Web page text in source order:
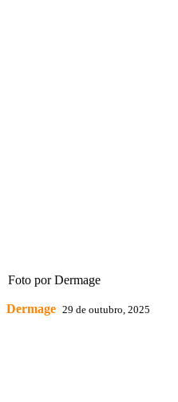
Foto por Dermage
Dermage 29 de outubro, 2025